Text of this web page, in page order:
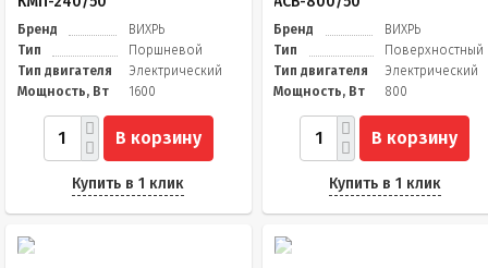
Бренд
ВИХРЬ
Тип
Поршневой
Тип двигателя
Электрический
Мощность, Вт
1600
В корзину
Купить в 1 клик
Бренд
ВИХРЬ
Тип
Поверхностный
Тип двигателя
Электрический
Мощность, Вт
800
В корзину
Купить в 1 клик